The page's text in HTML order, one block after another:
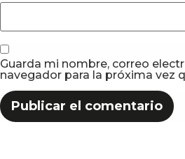
Guarda mi nombre, correo
navegador para la próxima vez